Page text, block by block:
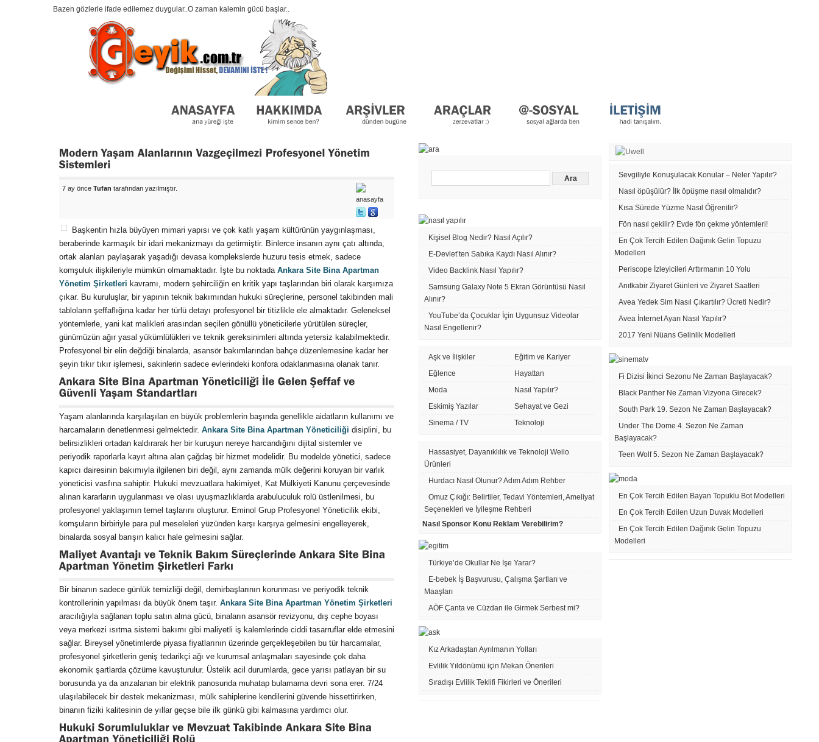
Bazen gözlerle ifade edilemez duygular..O zaman kalemin gücü başlar..
7 ay önce Tufan tarafından yazılmıştır.
Başkentin hızla büyüyen mimari yapısı ve çok katlı yaşam kültürünün yaygınlaşması,
beraberinde karmaşık bir idari mekanizmayı da getirmiştir. Binlerce insanın aynı çatı altında,
ortak alanları paylaşarak yaşadığı devasa komplekslerde huzuru tesis etmek, sadece
komşuluk ilişkileriyle mümkün olmamaktadır. İşte bu noktada Ankara Site Bina Apartman
Yönetim Şirketleri kavramı, modern şehirciliğin en kritik yapı taşlarından biri olarak karşımıza
çıkar. Bu kuruluşlar, bir yapının teknik bakımından hukuki süreçlerine, personel takibinden mali
tabloların şeffaflığına kadar her türlü detayı profesyonel bir titizlikle ele almaktadır. Geleneksel
yöntemlerle, yani kat malikleri arasından seçilen gönüllü yöneticilerle yürütülen süreçler,
günümüzün ağır yasal yükümlülükleri ve teknik gereksinimleri altında yetersiz kalabilmektedir.
Profesyonel bir elin değdiği binalarda, asansör bakımlarından bahçe düzenlemesine kadar her
şeyin tıkır tıkır işlemesi, sakinlerin sadece evlerindeki konfora odaklanmasına olanak tanır.
Yaşam alanlarında karşılaşılan en büyük problemlerin başında genellikle aidatların kullanımı ve
harcamaların denetlenmesi gelmektedir. Ankara Site Bina Apartman Yöneticiliği disiplini, bu
belirsizlikleri ortadan kaldırarak her bir kuruşun nereye harcandığını dijital sistemler ve
periyodik raporlarla kayıt altına alan çağdaş bir hizmet modelidir. Bu modelde yönetici, sadece
kapıcı dairesinin bakımıyla ilgilenen biri değil, aynı zamanda mülk değerini koruyan bir varlık
yöneticisi vasfına sahiptir. Hukuki mevzuatlara hakimiyet, Kat Mülkiyeti Kanunu çerçevesinde
alınan kararların uygulanması ve olası uyuşmazlıklarda arabuluculuk rolü üstlenilmesi, bu
profesyonel yaklaşımın temel taşlarını oluşturur. Eminol Grup Profesyonel Yöneticilik ekibi,
komşuların birbiriyle para pul meseleleri yüzünden karşı karşıya gelmesini engelleyerek,
binalarda sosyal barışın kalıcı hale gelmesini sağlar.
Bir binanın sadece günlük temizliği değil, demirbaşlarının korunması ve periyodik teknik
kontrollerinin yapılması da büyük önem taşır. Ankara Site Bina Apartman Yönetim Şirketleri
aracılığıyla sağlanan toplu satın alma gücü, binaların asansör revizyonu, dış cephe boyası
veya merkezi ısıtma sistemi bakımı gibi maliyetli iş kalemlerinde ciddi tasarruflar elde etmesini
sağlar. Bireysel yönetimlerde piyasa fiyatlarının üzerinde gerçekleşebilen bu tür harcamalar,
profesyonel şirketlerin geniş tedarikçi ağı ve kurumsal anlaşmaları sayesinde çok daha
ekonomik şartlarda çözüme kavuşturulur. Üstelik acil durumlarda, gece yarısı patlayan bir su
borusunda ya da arızalanan bir elektrik panosunda muhatap bulamama devri sona erer. 7/24
ulaşılabilecek bir destek mekanizması, mülk sahiplerine kendilerini güvende hissettirirken,
binanın fiziki kalitesinin de yıllar geçse bile ilk günkü gibi kalmasına yardımcı olur.
Kişisel Blog Nedir? Nasıl Açılır?
E-Devlet’ten Sabıka Kaydı Nasıl Alınır?
Video Backlink Nasıl Yapılır?
Samsung Galaxy Note 5 Ekran Görüntüsü Nasıl
Alınır?
YouTube’da Çocuklar İçin Uygunsuz Videolar
Nasıl Engellenir?
Aşk ve İlişkiler
Eğitim ve Kariyer
Eğlence
Hayattan
Moda
Nasıl Yapılır?
Eskimiş Yazılar
Sehayat ve Gezi
Sinema / TV
Teknoloji
Hassasiyet, Dayanıklılık ve Teknoloji Weilo
Ürünleri
Hurdacı Nasıl Olunur? Adım Adım Rehber
Omuz Çıkığı: Belirtiler, Tedavi Yöntemleri, Ameliyat
Seçenekleri ve İyileşme Rehberi
Nasıl Sponsor Konu Reklam Verebilirim?
Türkiye’de Okullar Ne İşe Yarar?
E-bebek İş Başvurusu, Çalışma Şartları ve
Maaşları
AÖF Çanta ve Cüzdan ile Girmek Serbest mi?
Kız Arkadaştan Ayrılmanın Yolları
Evlilik Yıldönümü için Mekan Önerileri
Sıradışı Evlilik Teklifi Fikirleri ve Önerileri
Sevgiliyle Konuşulacak Konular – Neler Yapılır?
Nasıl öpüşülür? İlk öpüşme nasıl olmalıdır?
Kısa Sürede Yüzme Nasıl Öğrenilir?
Fön nasıl çekilir? Evde fön çekme yöntemleri!
En Çok Tercih Edilen Dağınık Gelin Topuzu
Modelleri
Periscope İzleyicileri Arttırmanın 10 Yolu
Anıtkabir Ziyaret Günleri ve Ziyaret Saatleri
Avea Yedek Sim Nasıl Çıkartılır? Ücreti Nedir?
Avea İnternet Ayarı Nasıl Yapılır?
2017 Yeni Nüans Gelinlik Modelleri
Fi Dizisi İkinci Sezonu Ne Zaman Başlayacak?
Black Panther Ne Zaman Vizyona Girecek?
South Park 19. Sezon Ne Zaman Başlayacak?
Under The Dome 4. Sezon Ne Zaman
Başlayacak?
Teen Wolf 5. Sezon Ne Zaman Başlayacak?
En Çok Tercih Edilen Bayan Topuklu Bot Modelleri
En Çok Tercih Edilen Uzun Duvak Modelleri
En Çok Tercih Edilen Dağınık Gelin Topuzu
Modelleri